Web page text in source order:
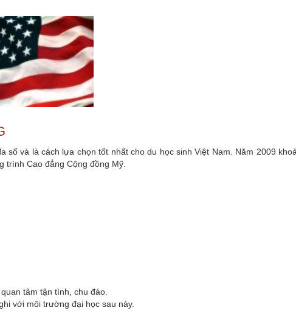
và là cách lựa chọn tốt nhất cho du học sinh Việt Nam. Năm 2009
trình Cao đẳng Cộng đồng Mỹ.
tâm tận tình, chu đáo.
với môi trường đại học sau này.